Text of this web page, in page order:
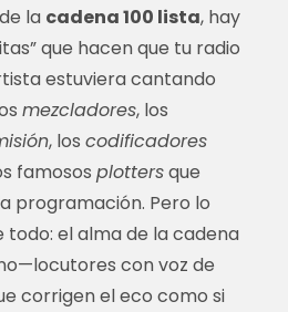
la cadena 100 lista, hay
que hacen que tu radio
estuviera cantando
mezcladores, los
, los codificadores
famosos plottersque
programación. Pero lo
el alma de la cadena
con voz de
corrigen el eco como si